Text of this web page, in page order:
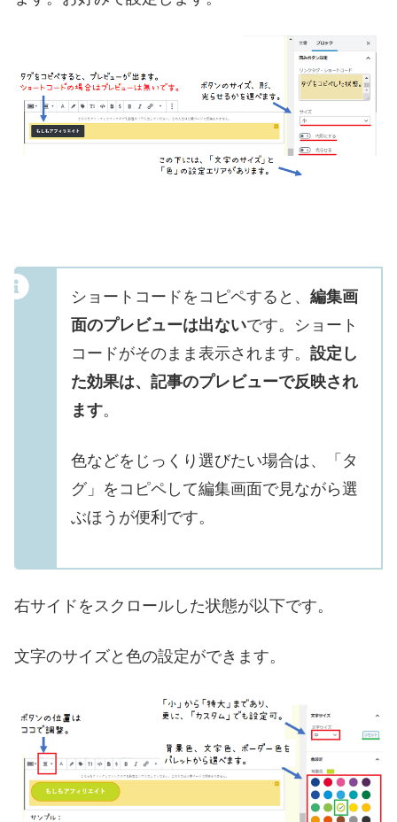
ショートコードをコピペすると、 編集画
面のプレビューは出ないです。ショート
コードがそのまま表示されます。 設定し
た効果は、記事のプレビューで反映され
ます。
色などをじっくり選びたい場合は、「タ
グ」をコピペして編集画面で見ながら選
ぶほうが便利です。
右サイドをスクロールした状態が以下です。
文字のサイズと色の設定ができます。